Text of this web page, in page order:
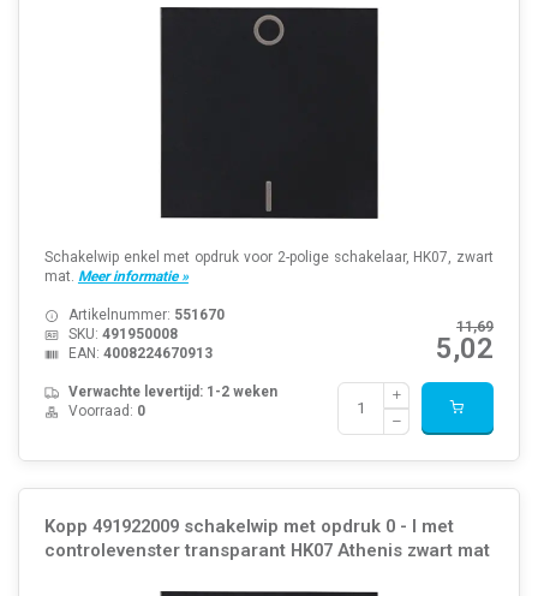
Schakelwip enkel met opdruk voor 2-polige schakelaar, HK07, zwart
mat. Meer informatie »
11,69
5,02
Artikelnummer: 551670
SKU: 491950008
EAN: 4008224670913
Verwachte levertijd: 1-2 weken
Voorraad: 0
Kopp 491922009 schakelwip met opdruk 0 - I met
controlevenster transparant HK07 Athenis zwart mat